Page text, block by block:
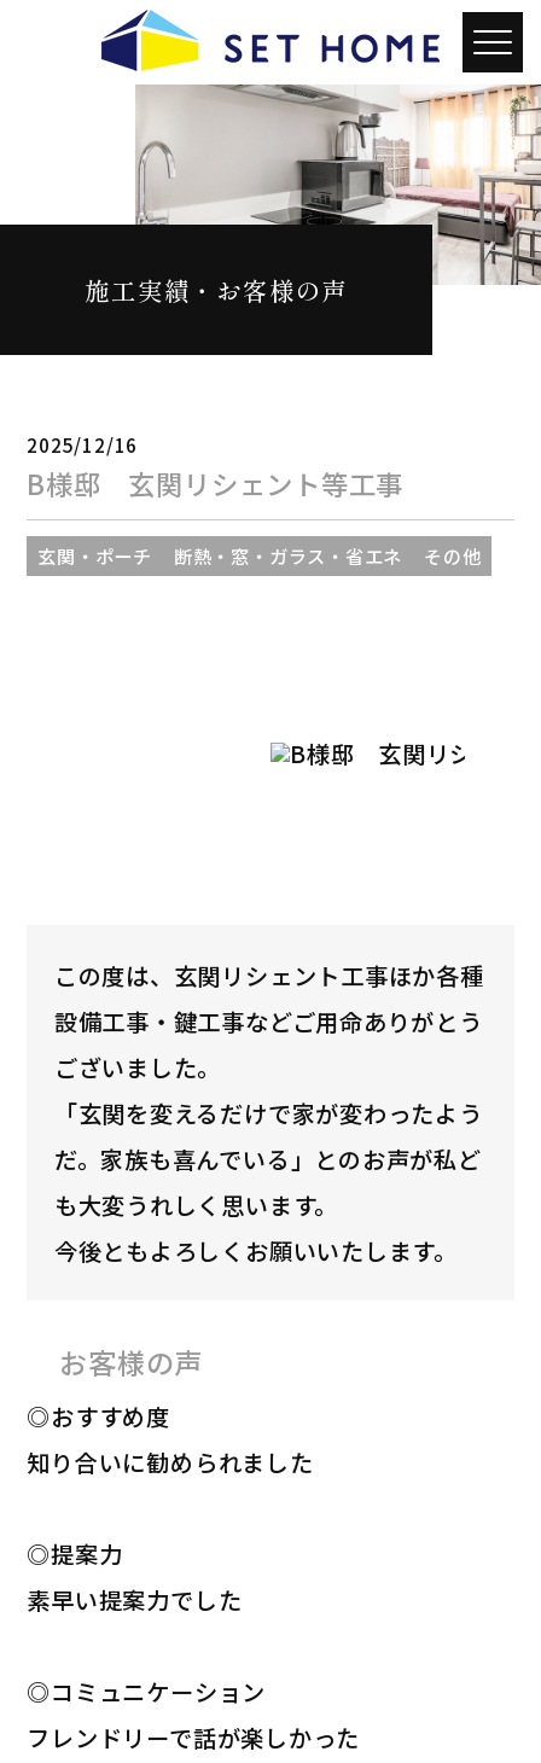
施工実績・お客様の声
B様邸 玄関リシェント等工事
2025/12/16
玄関・ポーチ 断熱・窓・ガラス・省エネ その他
この度は、玄関リシェント工事ほか各種
設備工事・鍵工事などご用命ありがとう
ございました。
「玄関を変えるだけで家が変わったよう
だ。家族も喜んでいる」とのお声が私ど
も大変うれしく思います。
今後ともよろしくお願いいたします。
お客様の声
◎おすすめ度
知り合いに勧められました
◎提案力
素早い提案力でした
◎コミュニケーション
フレンドリーで話が楽しかった